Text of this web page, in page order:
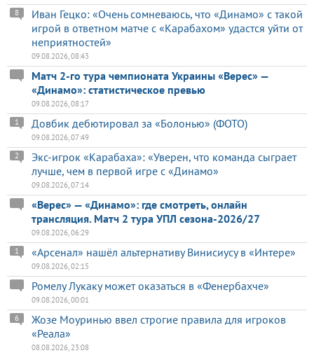
Иван Гецко: «Очень сомневаюсь, что «Динамо» с такой
игрой в ответном матче с «Карабахом» удастся уйти от
неприятностей»
8
09.08.2026, 08:43
Матч 2-го тура чемпионата Украины «Верес» —
«Динамо»: статистическое превью
09.08.2026, 08:17
Довбик дебютировал за «Болонью» (ФОТО)
1
09.08.2026, 07:49
Экс-игрок «Карабаха»: «Уверен, что команда сыграет
лучше, чем в первой игре с «Динамо»
2
09.08.2026, 07:14
«Верес» — «Динамо»: где смотреть, онлайн
трансляция. Матч 2 тура УПЛ сезона-2026/27
09.08.2026, 06:29
«Арсенал» нашёл альтернативу Винисиусу в «Интере»
1
09.08.2026, 02:15
Ромелу Лукаку может оказаться в «Фенербахче»
09.08.2026, 00:01
Жозе Моуринью ввел строгие правила для игроков
«Реала»
6
08.08.2026, 23:08